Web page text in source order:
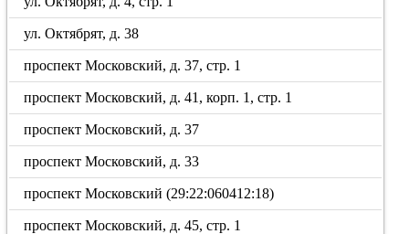
ул. Октябрят, д. 38
проспект Московский, д. 37, стр. 1
проспект Московский, д. 41, корп. 1, стр. 1
проспект Московский, д. 37
проспект Московский, д. 33
проспект Московский (29:22:060412:18)
проспект Московский, д. 45, стр. 1